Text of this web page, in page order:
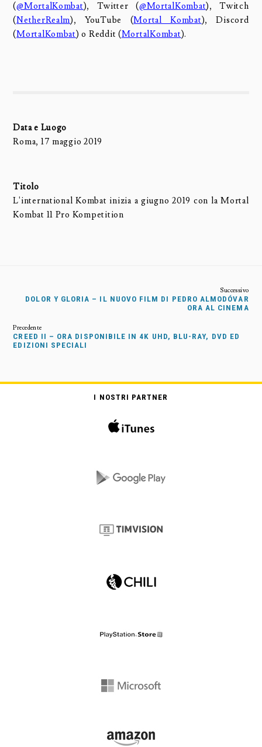
(@MortalKombat), Twitter (@MortalKombat), Twitch
(NetherRealm), YouTube (Mortal Kombat), Discord
(MortalKombat) o Reddit (MortalKombat).
Data e Luogo
Roma, 17 maggio 2019
Titolo
L'international Kombat inizia a giugno 2019 con la Mortal
Kombat 11 Pro Kompetition
DOLOR Y GLORIA – IL NUOVO FILM DI PEDRO ALMODÓVAR
ORA AL CINEMA
CREED II – ORA DISPONIBILE IN 4K UHD, BLU-RAY, DVD ED
EDIZIONI SPECIALI
I NOSTRI PARTNER